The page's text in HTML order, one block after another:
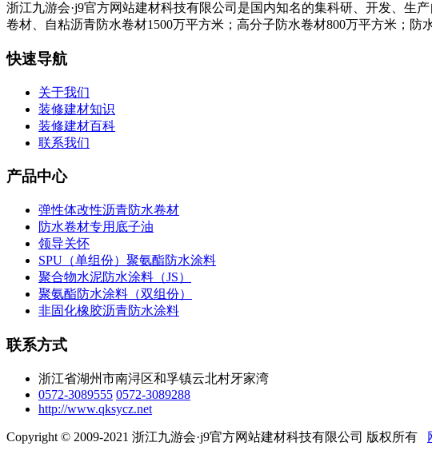
浙江九游会·j9官方网站建材科技有限公司是国内知名的集科研、开发、生
卷材、自粘沥青防水卷材1500万平方米；高分子防水卷材800万平方米；防
快速导航
关于我们
装修建材知识
装修建材百科
联系我们
产品中心
弹性体改性沥青防水卷材
防水卷材专用底子油
领导关怀
SPU（单组份）聚氨酯防水涂料
聚合物水泥防水涂料（JS）
聚氨酯防水涂料（双组份）
非固化橡胶沥青防水涂料
联系方式
浙江省湖州市南浔区和孚镇云北村牙家湾
0572-3089555 0572-3089288
http://www.qksycz.net
Copyright © 2009-2021 浙江九游会·j9官方网站建材科技有限公司 版权所有